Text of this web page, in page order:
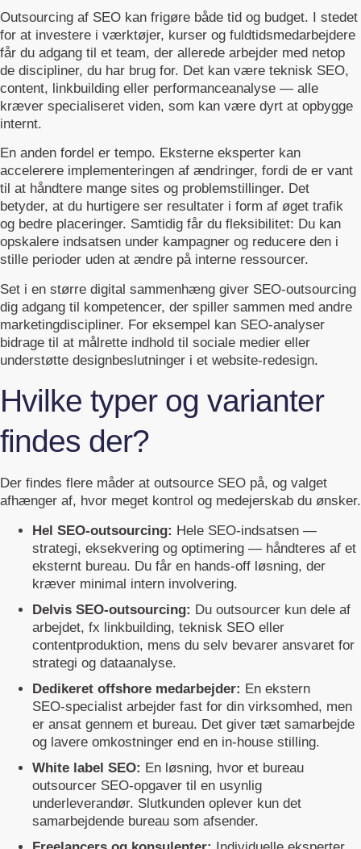
Outsourcing af SEO kan frigøre både tid og budget. I stedet
for at investere i værktøjer, kurser og fuldtidsmedarbejdere
får du adgang til et team, der allerede arbejder med netop
de discipliner, du har brug for. Det kan være teknisk SEO,
content, linkbuilding eller performanceanalyse — alle
kræver specialiseret viden, som kan være dyrt at opbygge
internt.
En anden fordel er tempo. Eksterne eksperter kan
accelerere implementeringen af ændringer, fordi de er vant
til at håndtere mange sites og problemstillinger. Det
betyder, at du hurtigere ser resultater i form af øget trafik
og bedre placeringer. Samtidig får du fleksibilitet: Du kan
opskalere indsatsen under kampagner og reducere den i
stille perioder uden at ændre på interne ressourcer.
Set i en større digital sammenhæng giver SEO-outsourcing
dig adgang til kompetencer, der spiller sammen med andre
marketingdiscipliner. For eksempel kan SEO-analyser
bidrage til at målrette indhold til sociale medier eller
understøtte designbeslutninger i et website‑redesign.
Hvilke typer og varianter
findes der?
Der findes flere måder at outsource SEO på, og valget
afhænger af, hvor meget kontrol og medejerskab du ønsker.
Hel SEO-outsourcing: Hele SEO-indsatsen —
strategi, eksekvering og optimering — håndteres af et
eksternt bureau. Du får en hands‑off løsning, der
kræver minimal intern involvering.
Delvis SEO-outsourcing: Du outsourcer kun dele af
arbejdet, fx linkbuilding, teknisk SEO eller
contentproduktion, mens du selv bevarer ansvaret for
strategi og dataanalyse.
Dedikeret offshore medarbejder: En ekstern
SEO‑specialist arbejder fast for din virksomhed, men
er ansat gennem et bureau. Det giver tæt samarbejde
og lavere omkostninger end en in‑house stilling.
White label SEO: En løsning, hvor et bureau
outsourcer SEO‑opgaver til en usynlig
underleverandør. Slutkunden oplever kun det
samarbejdende bureau som afsender.